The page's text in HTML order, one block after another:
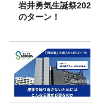
岩井勇気生誕祭
のターン！